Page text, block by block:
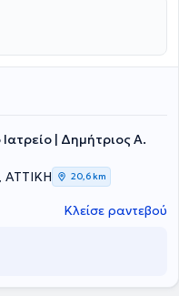
| Δημήτριος Α.
ΑΤΤΙΚΗ
20,6 km
Κλείσε ραντεβού